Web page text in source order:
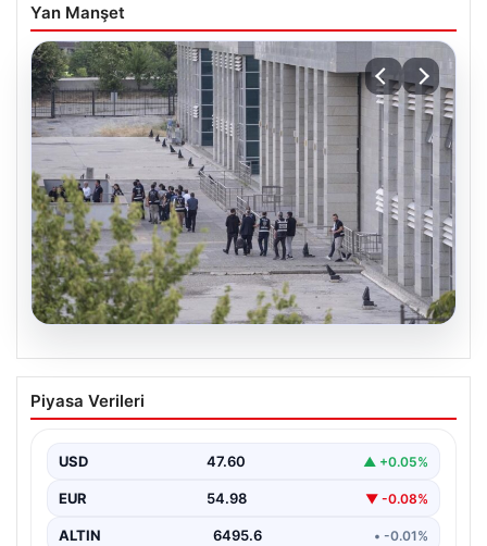
Yan Manşet
05.08.2026
Etimesgut Belediyesi’nde Kritik
Soruşturma: Başkan Yardımcısının
Ankara’da Etimesgut Belediyesi’ne ilişkin yürütülen
devam ediyor. Başkan…
Piyasa Verileri
USD 47.60 ▲ +0.05%
EUR 54.98 ▼ -0.08%
ALTIN 6495.6 • -0.01%